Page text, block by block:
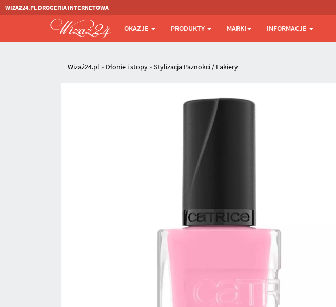
WIZAZ24.PL DROGERIA INTERNETOWA
OKAZJE PRODUKTY MARKI INFORMACJE
Wizaż24.pl » Dłonie i stopy »Stylizacja Paznokci / Lakiery